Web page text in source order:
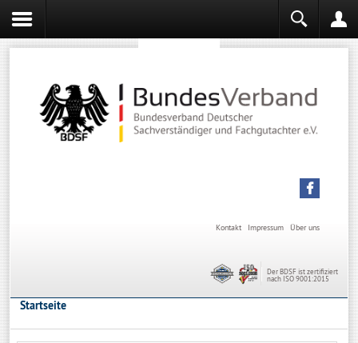
Über uns
Impressum
Kontakt
Der BDSF ist zertifiziert
nach ISO 9001:2015
Startseite